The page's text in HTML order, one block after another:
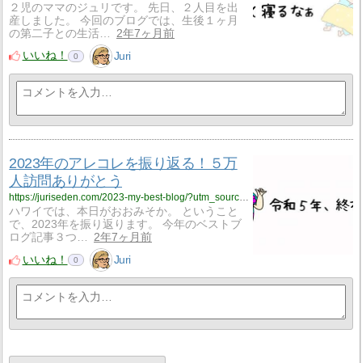
２児のママのジュリです。 先日、２人目を出
産しました。 今回のブログでは、生後１ヶ月
の第二子との生活…
2年7ヶ月前
いいね！
0 Juri
2023年のアレコレを振り返る！５万
人訪問ありがとう
ハワイでは、本日がおおみそか。 ということ
で、2023年を振り返ります。 今年のベストブ
ログ記事３つ…
2年7ヶ月前
いいね！
0 Juri